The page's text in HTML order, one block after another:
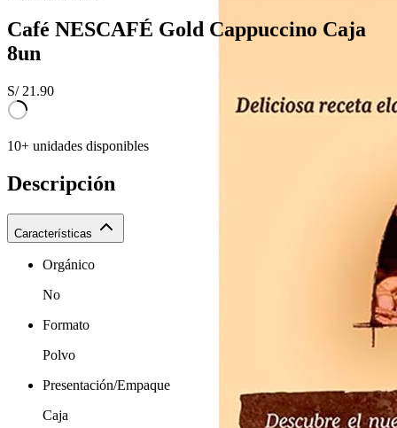
Café NESCAFÉ Gold Cappuccino Caja
8un
S/ 21.90
10+ unidades disponibles
Descripción
Características
Orgánico
No
Formato
Polvo
Presentación/Empaque
Caja